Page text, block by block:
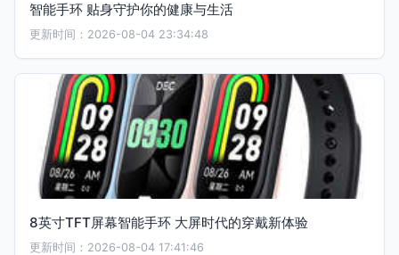
智能手环 贴身守护你的健康与生活
更新时间：2026-08-04 23:34:48
8英寸TFT屏幕智能手环 大屏时代的穿戴新体验
更新时间：2026-08-04 17:41:46